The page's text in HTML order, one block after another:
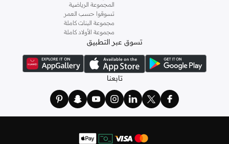
المجموعة الرياضية
تسوقوا حسب العمر
مجموعة البنات كاملة
مجموعة الأولاد كاملة
تسوق عبر التطبيق
تابعنا